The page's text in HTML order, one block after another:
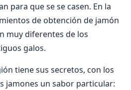
para que se se casen. En la
de obtención de jamón
muy diferentes de los
galos.
tiene sus secretos, con los
jamones un sabor particular: